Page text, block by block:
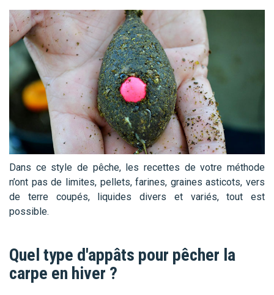
Dans ce style de pêche, les recettes de votre méthode
n’ont pas de limites, pellets, farines, graines asticots, vers
de terre coupés, liquides divers et variés, tout est
possible.
Quel type d'appâts pour pêcher la
carpe en hiver ?